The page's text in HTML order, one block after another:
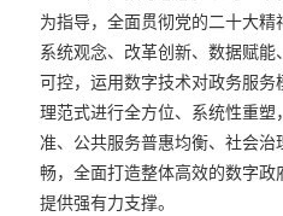
为指导，全面贯彻党的二十大
系统观念、改革创新、数据赋
可控，运用数字技术对政务服
理范式进行全方位、系统性重
准、公共服务普惠均衡、社会
畅，全面打造整体高效的数字
提供强有力支撑。